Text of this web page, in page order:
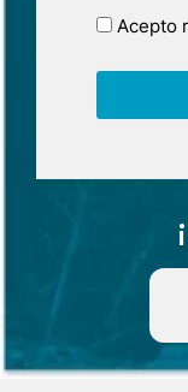
Acepto